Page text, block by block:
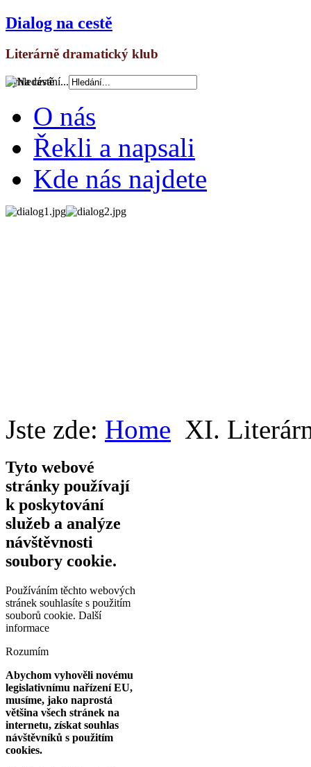
Dialog na cestě
Literárně dramatický klub
Vyhledávání...
O nás
Řekli a napsali
Kde nás najdete
Jste zde: Home XI.
Tyto webové
stránky používají
k poskytování
služeb a analýze
návštěvnosti
soubory cookie.
Používáním těchto webových
stránek souhlasíte s použitím
souborů cookie. Další
informace
Rozumím
Abychom vyhověli novému
legislativnímu nařízení EU,
musíme, jako naprostá
většina všech stránek na
internetu, získat souhlas
návštěvníků s použitím
cookies.